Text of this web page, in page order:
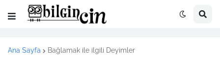
Ana Sayfa Bağlamak ile ilgili Deyimler